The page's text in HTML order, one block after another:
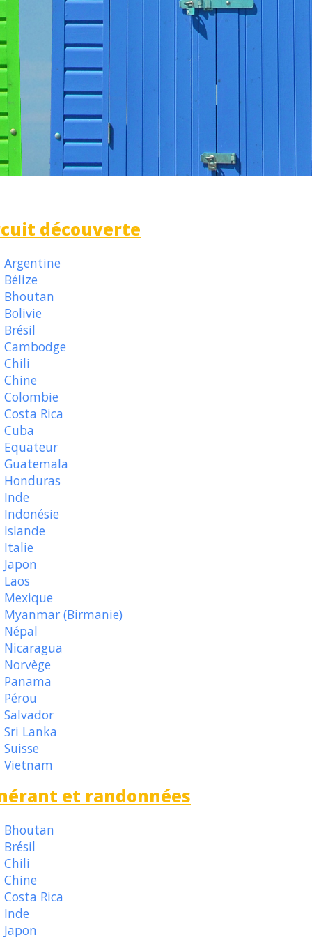
découverte
Argentine
Bélize
Bhoutan
Bolivie
Brésil
Cambodge
Chili
Chine
Colombie
Costa Rica
Cuba
Equateur
Guatemala
Honduras
Inde
Indonésie
Islande
Italie
Japon
Laos
Mexique
Myanmar (Birmanie)
Népal
Nicaragua
Norvège
Panama
Pérou
Salvador
Sri Lanka
Suisse
Vietnam
et randonnées
Bhoutan
Brésil
Chili
Chine
Costa Rica
Inde
Japon